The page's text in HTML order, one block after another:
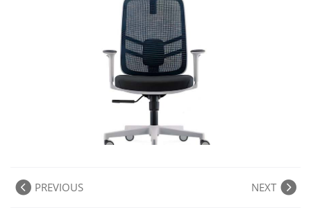
PREVIOUS NEXT